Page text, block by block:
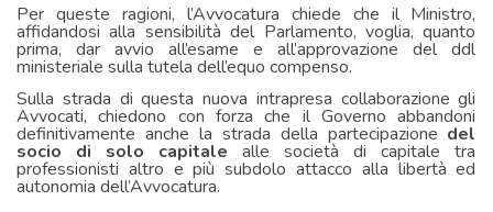
Per queste ragioni, l’Avvocatura chiede che il Ministro,
affidandosi alla sensibilità del Parlamento, voglia, quanto
prima, dar avvio all’esame e all’approvazione del ddl
ministeriale sulla tutela dell’equo compenso.
Sulla strada di questa nuova intrapresa collaborazione gli
Avvocati, chiedono con forza che il Governo abbandoni
definitivamente anche la strada della partecipazione del
socio di solo capitale alle società di capitale tra
professionisti altro e più subdolo attacco alla libertà ed
autonomia dell’Avvocatura.